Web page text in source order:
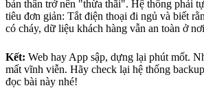
bản thân trở nên "thừa thãi". Hệ thống phải
tiêu đơn giản: Tắt điện thoại đi ngủ và biết
có cháy, dữ liệu khách hàng vẫn an toàn ở
Kết: Web hay App sập, dựng lại phút mốt.
mất vĩnh viễn. Hãy check lại hệ thống
đọc bài này nhé!